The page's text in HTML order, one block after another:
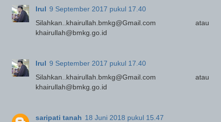
Irul 9 September 2017 pukul 17.40
Silahkan..khairullah.bmkg@Gmail.com atau
khairullah@bmkg.go.id
Irul 9 September 2017 pukul 17.40
Silahkan..khairullah.bmkg@Gmail.com atau
khairullah@bmkg.go.id
saripati tanah 18 Juni 2018 pukul 15.47